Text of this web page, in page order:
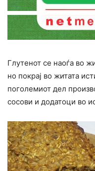
Глутенот се наоѓа во
но покрај во житата
поголемиот дел
сосови и додатоци во